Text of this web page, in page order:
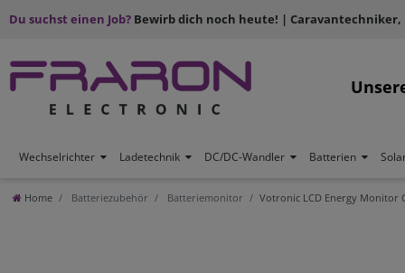
Du suchst einen Job? Bewirb dich noch heute! | Caravantechniker,
Wechselrichter Ladetechnik DC/DC-Wandler Batterien
Home Batteriezubehör Batteriemonitor Votronic LCD Energy Monitor